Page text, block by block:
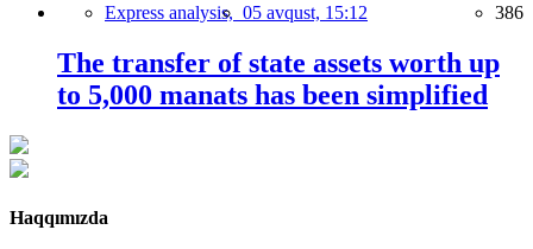
Express analysis, 05 avqust, 15:12 386
The transfer of state assets worth up
to 5,000 manats has been simplified
Haqqımızda